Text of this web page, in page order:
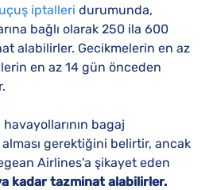
uçuş iptalleri durumunda,
bağlı olarak 250 ila 600
alabilirler. Gecikmelerin en az
en az 14 gün önceden
havayollarının bagaj
gerektiğini belirtir, ancak
Airlines'a şikayet eden
kadar tazminat alabilirler.